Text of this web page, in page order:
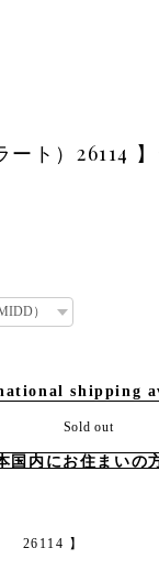
ート）26114
shipping
Sold out
国内にお住まいの
26114 】